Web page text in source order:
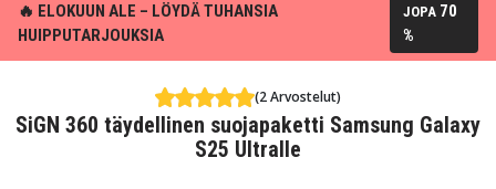
🔥 ELOKUUN ALE – LÖYDÄ TUHANSIA
HUIPPUTARJOUKSIA
JOPA 70
%
(2 Arvostelut)
SiGN 360 täydellinen suojapaketti Samsung Galaxy
S25 Ultralle